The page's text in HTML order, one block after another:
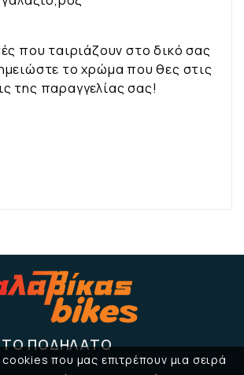
που μας επιτρέπουν μια σειρά
που ταιριάζουν στο δικό σας
το χρώμα που θες στις
της παραγγελίας σας!
ΠΟΔΉΛΑΤΟ